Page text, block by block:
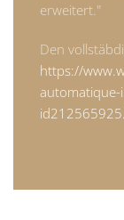
erweitert."
Den
https://
automatique-